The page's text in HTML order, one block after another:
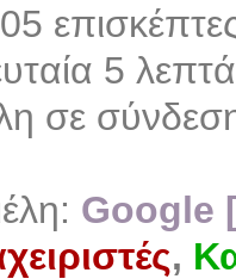
5
σε
Google
,